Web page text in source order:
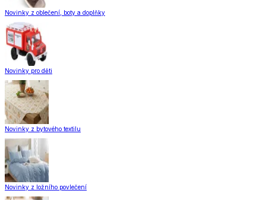
Novinky z oblečení, boty a doplňky
Novinky pro děti
Novinky z bytového textilu
Novinky z ložního povlečení